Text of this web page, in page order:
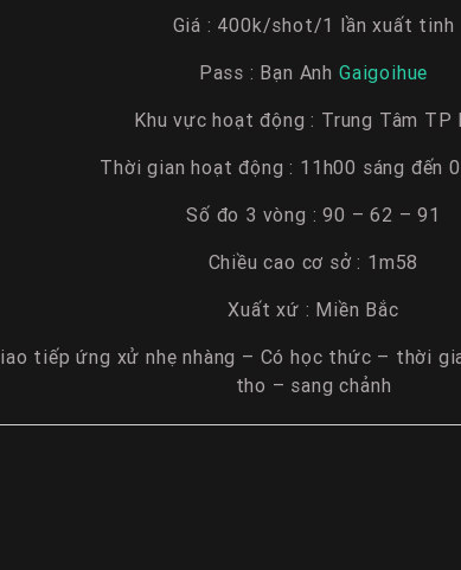
Giá : 400k/shot/1 lần xuất tinh
Pass : Bạn Anh Gaigoihue
Khu vực hoạt động : Trung Tâm TP
Thời gian hoạt động : 11h00 sáng đến
Số đo 3 vòng : 90 – 62 – 91
Chiều cao cơ sở : 1m58
Xuất xứ : Miền Bắc
tiếp ứng xử nhẹ nhàng – Có học thức – thời
tho – sang chảnh